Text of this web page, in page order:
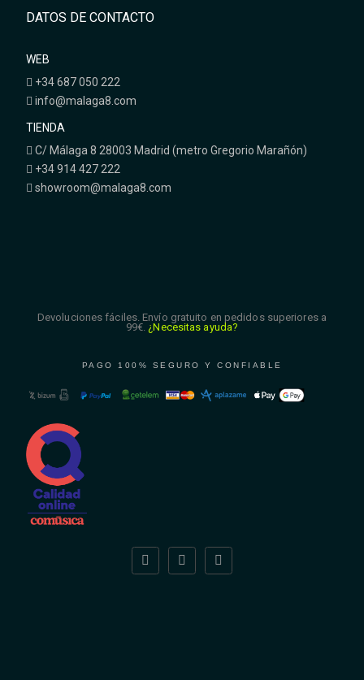
DATOS DE CONTACTO
WEB
+34 687 050 222
info@malaga8.com
TIENDA
C/ Málaga 8 28003 Madrid (metro Gregorio Marañón)
+34 914 427 222
showroom@malaga8.com
Devoluciones fáciles. Envío gratuito en pedidos superiores a
99€. ¿Necesitas ayuda?
PAGO 100% SEGURO Y CONFIABLE